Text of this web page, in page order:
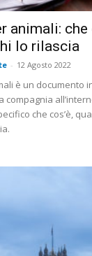
animali: che
lo rilascia
- 12 Agosto 2022
è un documento
compagnia
che cos’è,